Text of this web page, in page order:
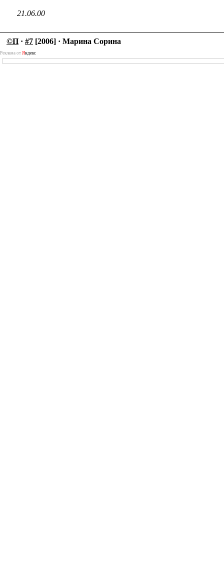
21.06.00
©П · #7 [2006] · Марина Сорина
Реклама от Яндекс